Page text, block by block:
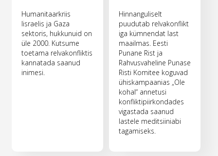
Humanitaarkriis
Iisraelis ja Gaza
sektoris, hukkunuid on
üle 2000. Kutsume
toetama relvakonfliktis
kannatada saanud
inimesi.
Hinnanguliselt
puudutab relvakonflikt
iga kümnendat last
maailmas. Eesti
Punane Rist ja
Rahvusvaheline Punase
Risti Komitee koguvad
ühiskampaanias „Ole
kohal“ annetusi
konfliktipiirkondades
vigastada saanud
lastele meditsiiniabi
tagamiseks.